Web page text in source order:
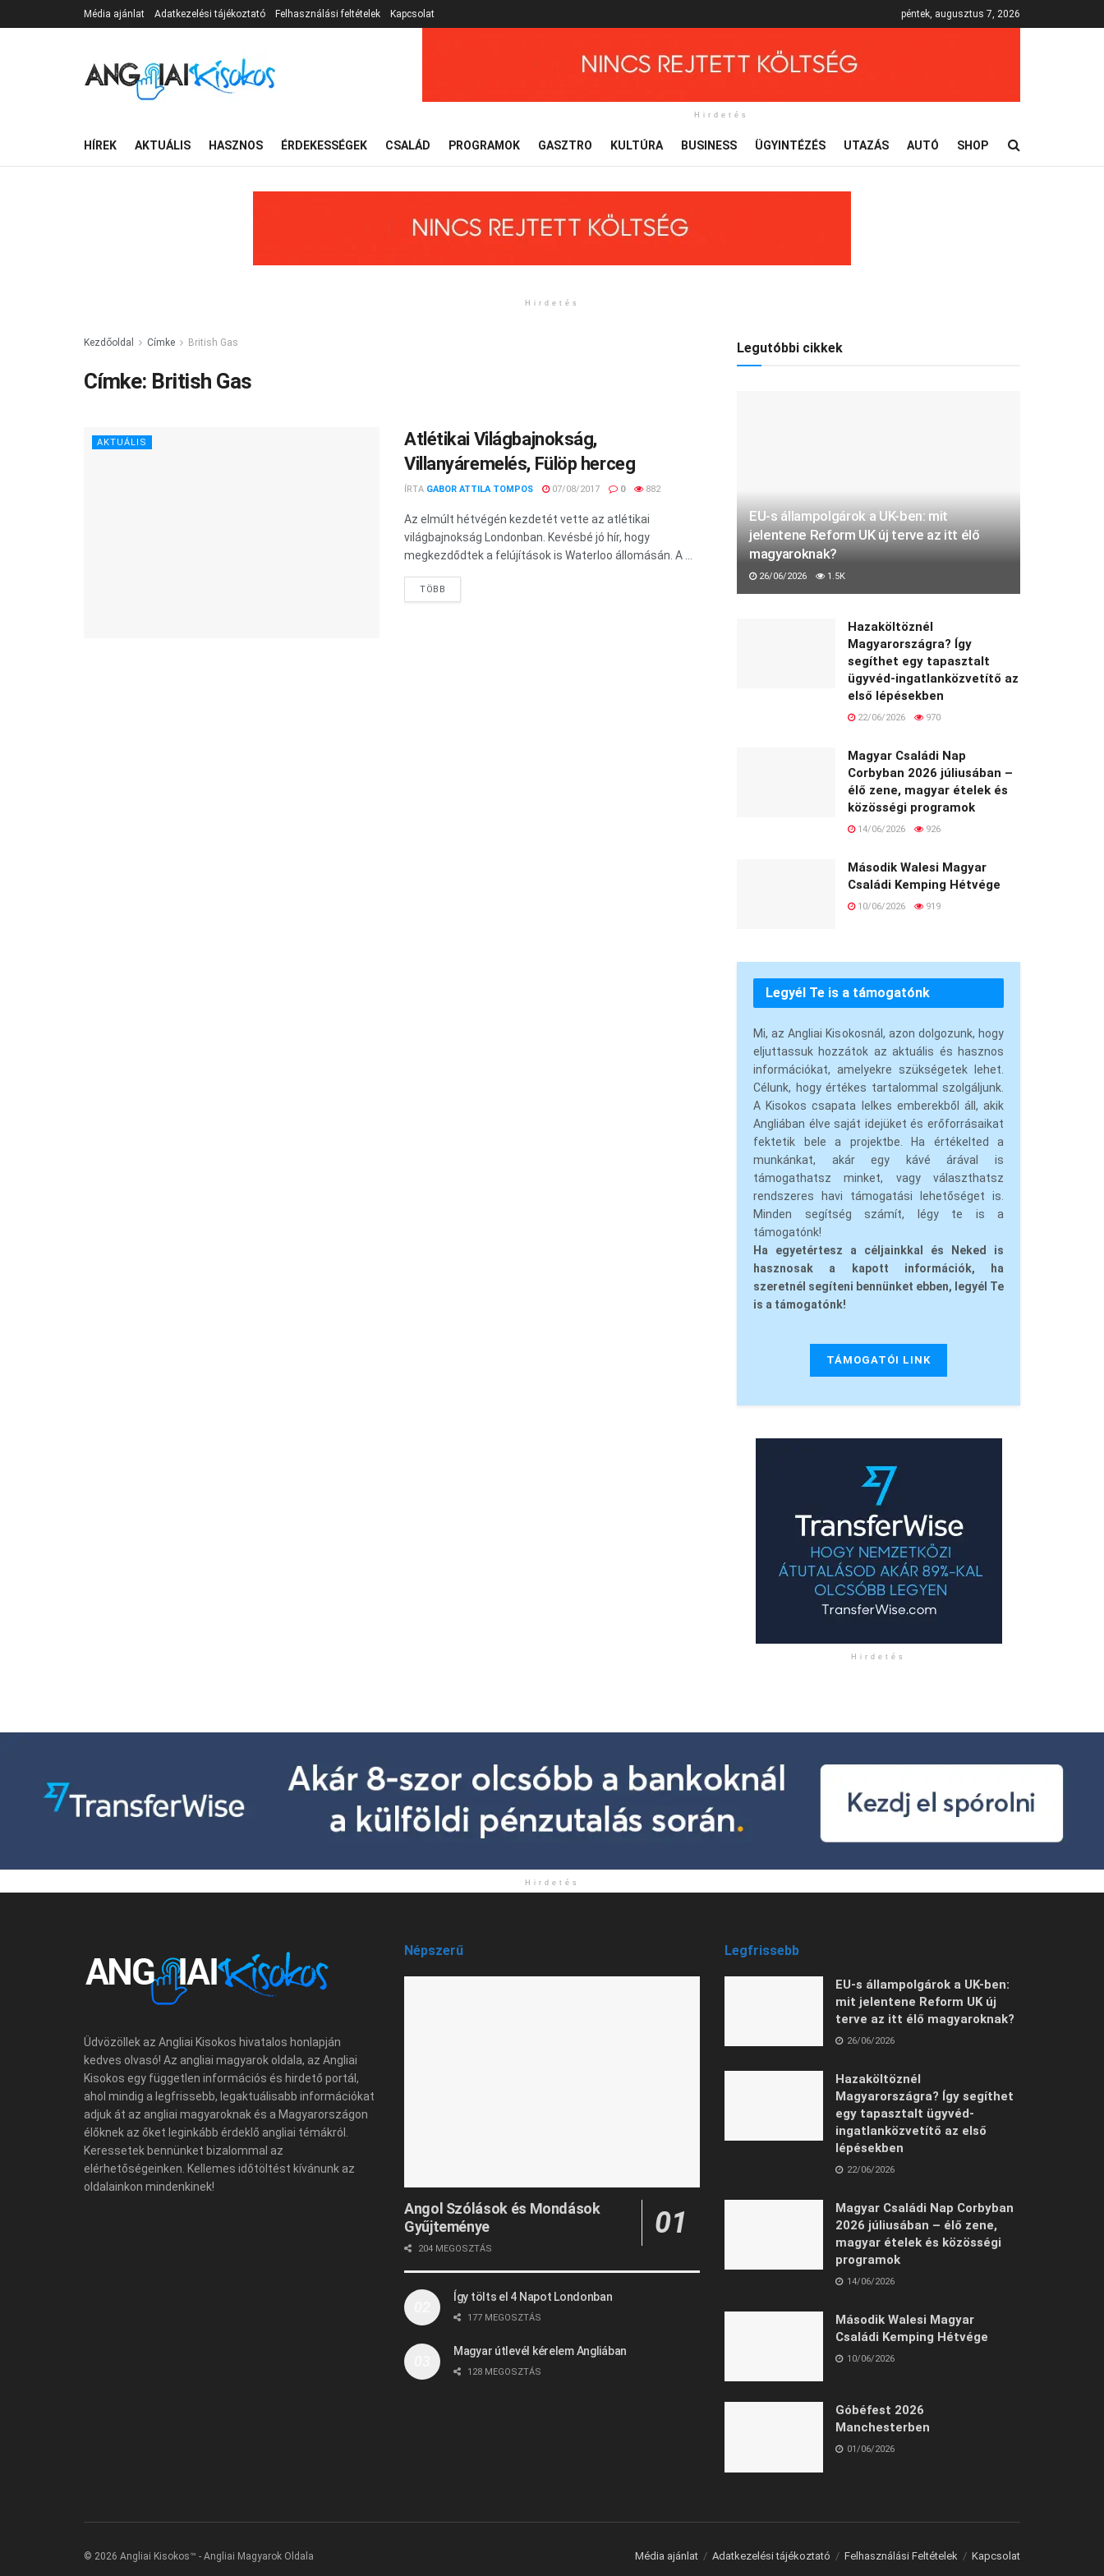
Média ajánlat Adatkezelési tájékoztató Felhasználási feltételek Kapcsolat péntek, augusztus 7, 2026
Hirdetés
HÍREK AKTUÁLIS HASZNOS ÉRDEKESSÉGEK CSALÁD PROGRAMOK GASZTRO KULTÚRA BUSINESS ÜGYINTÉZÉS UTAZÁS AUTÓ SHOP
Hirdetés
Kezdőoldal Címke British Gas
Címke: British Gas
AKTUÁLIS
Atlétikai Világbajnokság,
Villanyáremelés, Fülöp herceg
ÍRTA GABOR ATTILA TOMPOS 07/08/2017 0 882
Az elmúlt hétvégén kezdetét vette az atlétikai
világbajnokság Londonban. Kevésbé jó hír, hogy
megkezdődtek a felújítások is Waterloo állomásán. A ...
TÖBB
Legutóbbi cikkek
EU-s állampolgárok a UK-ben: mit
jelentene Reform UK új terve az itt élő
magyaroknak?
26/06/2026 1.5K
Hazaköltöznél
Magyarországra? Így
segíthet egy tapasztalt
ügyvéd-ingatlanközvetítő az
első lépésekben
22/06/2026 970
Magyar Családi Nap
Corbyban 2026 júliusában –
élő zene, magyar ételek és
közösségi programok
14/06/2026 926
Második Walesi Magyar
Családi Kemping Hétvége
10/06/2026 919
Legyél Te is a támogatónk
Mi, az Angliai Kisokosnál, azon dolgozunk, hogy
eljuttassuk hozzátok az aktuális és hasznos
információkat, amelyekre szükségetek lehet.
Célunk, hogy értékes tartalommal szolgáljunk.
A Kisokos csapata lelkes emberekből áll, akik
Angliában élve saját idejüket és erőforrásaikat
fektetik bele a projektbe. Ha értékelted a
munkánkat, akár egy kávé árával is
támogathatsz minket, vagy választhatsz
rendszeres havi támogatási lehetőséget is.
Minden segítség számít, légy te is a
támogatónk!
Ha egyetértesz a céljainkkal és Neked is
hasznosak a kapott információk, ha
szeretnél segíteni bennünket ebben, legyél Te
is a támogatónk!
TÁMOGATÓI LINK
Hirdetés
Hirdetés
Üdvözöllek az Angliai Kisokos hivatalos honlapján
kedves olvasó! Az angliai magyarok oldala, az Angliai
Kisokos egy független információs és hirdető portál,
ahol mindig a legfrissebb, legaktuálisabb információkat
adjuk át az angliai magyaroknak és a Magyarországon
élőknek az őket leginkább érdeklő angliai témákról.
Keressetek bennünket bizalommal az
elérhetőségeinken. Kellemes időtöltést kívánunk az
oldalainkon mindenkinek!
Népszerű
Angol Szólások és Mondások
Gyűjteménye
204 MEGOSZTÁS
Így tölts el 4 Napot Londonban
177 MEGOSZTÁS
Magyar útlevél kérelem Angliában
128 MEGOSZTÁS
Legfrissebb
EU-s állampolgárok a UK-ben:
mit jelentene Reform UK új
terve az itt élő magyaroknak?
26/06/2026
Hazaköltöznél
Magyarországra? Így segíthet
egy tapasztalt ügyvéd-
ingatlanközvetítő az első
lépésekben
22/06/2026
Magyar Családi Nap Corbyban
2026 júliusában – élő zene,
magyar ételek és közösségi
programok
14/06/2026
Második Walesi Magyar
Családi Kemping Hétvége
10/06/2026
Góbéfest 2026
Manchesterben
01/06/2026
Média ajánlat Adatkezelési tájékoztató Felhasználási Feltételek Kapcsolat
© 2026 Angliai Kisokos™ - Angliai Magyarok Oldala